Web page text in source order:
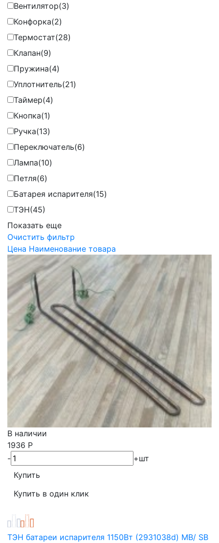
Вентилятор(3)
Конфорка(2)
Термостат(28)
Клапан(9)
Пружина(4)
Уплотнитель(21)
Таймер(4)
Кнопка(1)
Ручка(13)
Переключатель(6)
Лампа(10)
Петля(6)
Батарея испарителя(15)
ТЭН(45)
Показать еще
Очистить фильтр
Цена Наименование товара
В наличии
1936 Р
-
+шт
ТЭН батареи испарителя 1150Вт (2931038d) MB/ SB